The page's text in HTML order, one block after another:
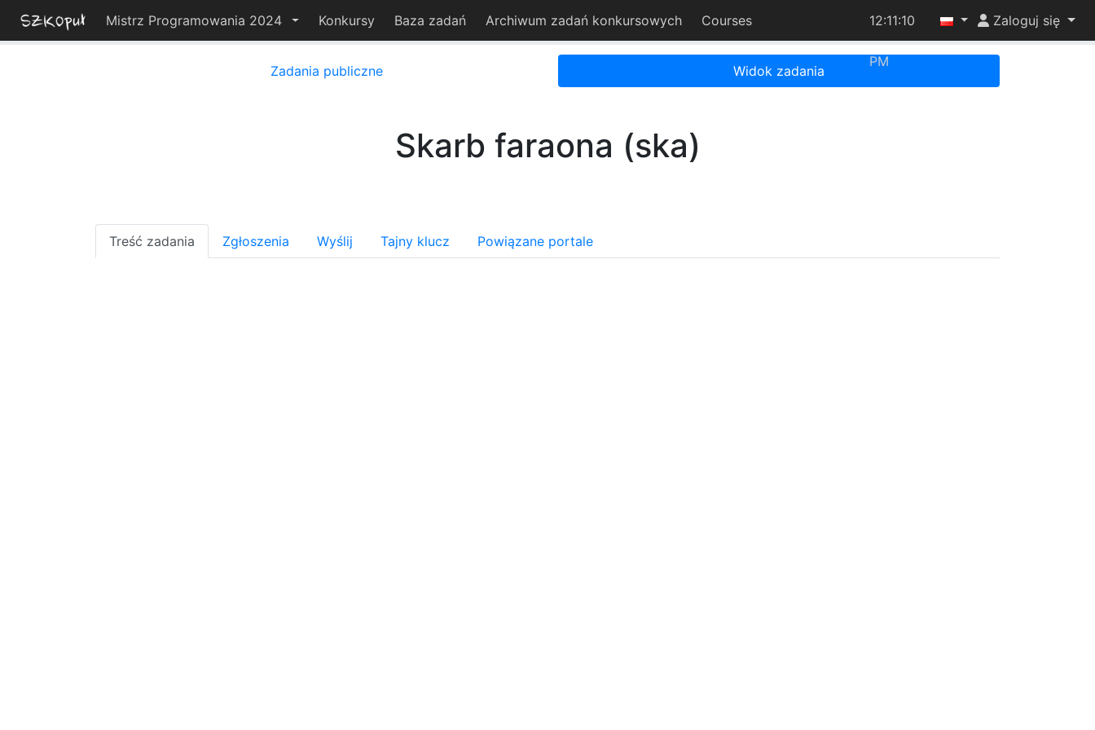
Mistrz Programowania 2024 Konkursy Baza zadań Archiwum zadań konkursowych Courses 12:11:10
PM
Zaloguj się
Zadania publiczne Widok zadania
Skarb faraona (ska)
Treść zadania Zgłoszenia Wyślij Tajny klucz Powiązane portale